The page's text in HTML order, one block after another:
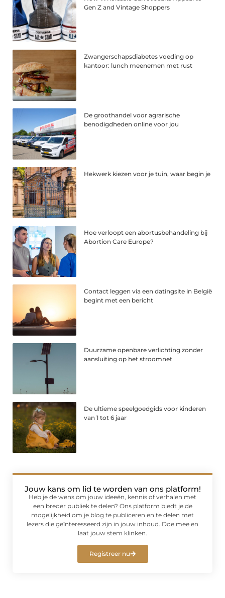
Gen Z and Vintage Shoppers
Zwangerschapsdiabetes voeding op
kantoor: lunch meenemen met rust
De groothandel voor agrarische
benodigdheden online voor jou
Hekwerk kiezen voor je tuin, waar begin je
Hoe verloopt een abortusbehandeling bij
Abortion Care Europe?
Contact leggen via een datingsite in België
begint met een bericht
Duurzame openbare verlichting zonder
aansluiting op het stroomnet
De ultieme speelgoedgids voor kinderen
van 1 tot 6 jaar
Jouw kans om lid te worden van ons platform!
Heb je de wens om jouw ideeën, kennis of verhalen met
een breder publiek te delen? Ons platform biedt je de
mogelijkheid om je blog te publiceren en te delen met
lezers die geïnteresseerd zijn in jouw inhoud. Doe mee en
laat jouw stem klinken.
Registreer nu